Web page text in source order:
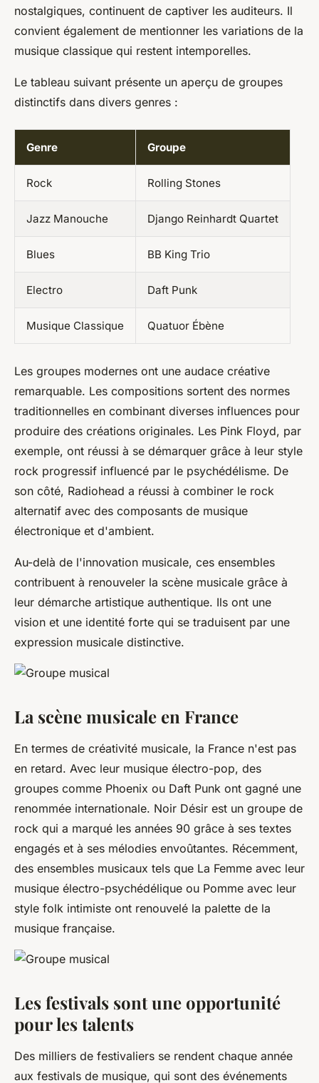
nostalgiques, continuent de captiver les auditeurs. Il
convient également de mentionner les variations de la
musique classique qui restent intemporelles.
Le tableau suivant présente un aperçu de groupes
distinctifs dans divers genres :
Genre Groupe
Rock Rolling Stones
Jazz Manouche Django Reinhardt Quartet
Blues BB King Trio
Electro Daft Punk
Musique Classique Quatuor Ébène
Les groupes modernes ont une audace créative
remarquable. Les compositions sortent des normes
traditionnelles en combinant diverses influences pour
produire des créations originales. Les Pink Floyd, par
exemple, ont réussi à se démarquer grâce à leur style
rock progressif influencé par le psychédélisme. De
son côté, Radiohead a réussi à combiner le rock
alternatif avec des composants de musique
électronique et d'ambient.
Au-delà de l'innovation musicale, ces ensembles
contribuent à renouveler la scène musicale grâce à
leur démarche artistique authentique. Ils ont une
vision et une identité forte qui se traduisent par une
expression musicale distinctive.
La scène musicale en France
En termes de créativité musicale, la France n'est pas
en retard. Avec leur musique électro-pop, des
groupes comme Phoenix ou Daft Punk ont gagné une
renommée internationale. Noir Désir est un groupe de
rock qui a marqué les années 90 grâce à ses textes
engagés et à ses mélodies envoûtantes. Récemment,
des ensembles musicaux tels que La Femme avec leur
musique électro-psychédélique ou Pomme avec leur
style folk intimiste ont renouvelé la palette de la
musique française.
Les festivals sont une opportunité
pour les talents
Des milliers de festivaliers se rendent chaque année
aux festivals de musique, qui sont des événements